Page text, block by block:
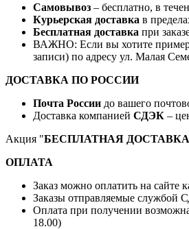
Самовывоз – бесплатно, в
Курьерская доставка в
Бесплатная доставка при
ВАЖНО: Если вы хотите
записи) по адресу ул. Малая
ДОСТАВКА ПО РОССИИ
Почта России до вашего
Доставка компанией СДЭК –
Акция "БЕСПЛАТНАЯ ДОСТАВКА
ОПЛАТА
Заказ можно оплатить на
Заказы отправляемые службой
Оплата при получении
18.00)